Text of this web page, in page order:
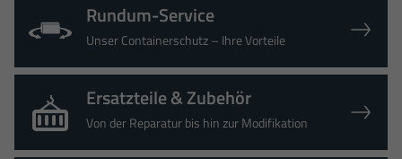
Rundum-Service
Unser Containerschutz – Ihre Vorteile
Ersatzteile & Zubehör
Von der Reparatur bis hin zur Modifikation